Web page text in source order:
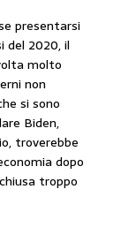
presentarsi
del 2020, il
molto
non
si sono
Biden,
troverebbe
dopo
troppo